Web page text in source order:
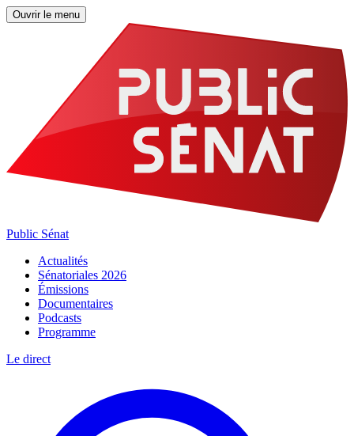
Ouvrir le menu
Public Sénat
Actualités
Sénatoriales 2026
Émissions
Documentaires
Podcasts
Programme
Le direct